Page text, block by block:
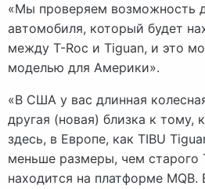
«Мы проверяем возможность
автомобиля, который будет
между T-Roc и Tiguan, и это
моделью для Америки».
«В США у вас длинная
другая (новая) близка к тому,
здесь, в Европе, как TIBU
меньше размеры, чем старого
находится на платформе MQB.